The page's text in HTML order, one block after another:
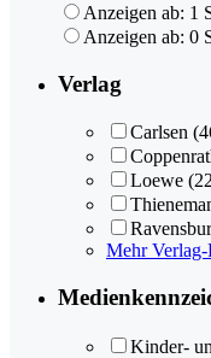
Anzeigen ab: 1
Anzeigen ab: 0
Verlag
Carlsen
Loewe
Mehr
Kinder-